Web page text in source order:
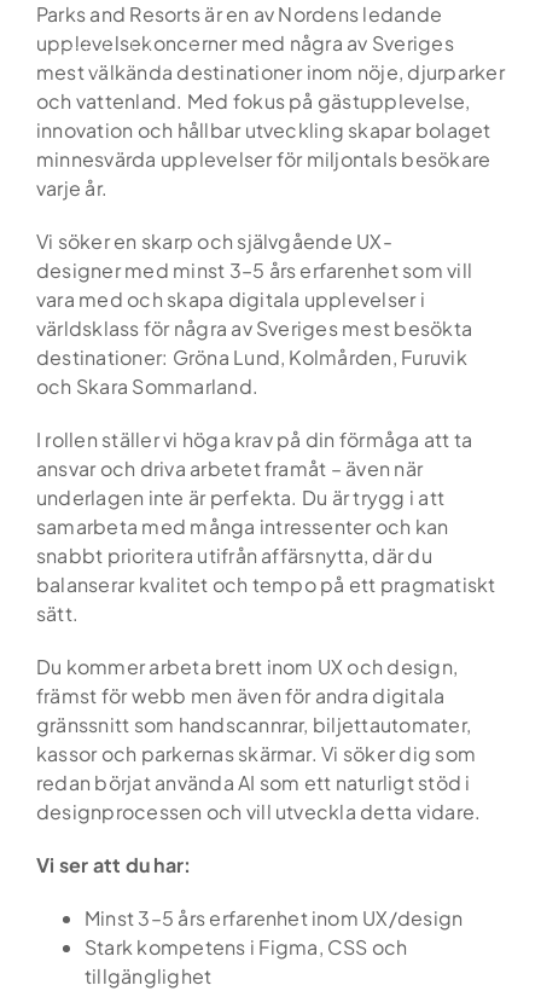
Skip
content
Parks and Resorts är en av Nordens ledande
upplevelsekoncerner med några av Sveriges
mest välkända destinationer inom nöje, djurparker
och vattenland. Med fokus på gästupplevelse,
innovation och hållbar utveckling skapar bolaget
minnesvärda upplevelser för miljontals besökare
varje år.
Vi söker en skarp och självgående UX-
designer med minst 3–5 års erfarenhet som vill
vara med och skapa digitala upplevelser i
världsklass för några av Sveriges mest besökta
destinationer: Gröna Lund, Kolmården, Furuvik
och Skara Sommarland.
I rollen ställer vi höga krav på din förmåga att ta
ansvar och driva arbetet framåt – även när
underlagen inte är perfekta. Du är trygg i att
samarbeta med många intressenter och kan
snabbt prioritera utifrån affärsnytta, där du
balanserar kvalitet och tempo på ett pragmatiskt
sätt.
Du kommer arbeta brett inom UX och design,
främst för webb men även för andra digitala
gränssnitt som handscannrar, biljettautomater,
kassor och parkernas skärmar. Vi söker dig som
redan börjat använda AI som ett naturligt stöd i
designprocessen och vill utveckla detta vidare.
Vi ser att du har:
Minst 3–5 års erfarenhet inom UX/design
Stark kompetens i Figma, CSS och
tillgänglighet